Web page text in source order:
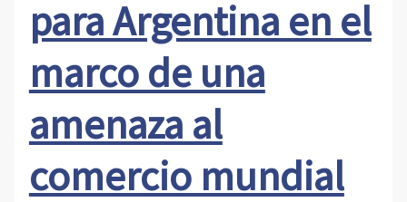
para Argentina en el
marco de una
amenaza al
comercio mundial